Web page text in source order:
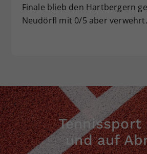
Finale blieb den Hartbergern
Neudörfl mit 0/5 aber verwehrt.
Tennissport
und auf